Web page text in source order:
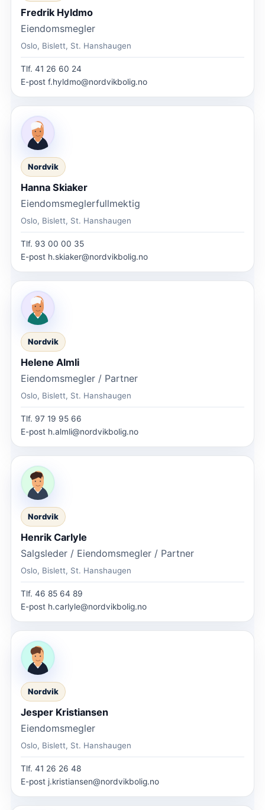
Fredrik Hyldmo
Eiendomsmegler
Oslo, Bislett, St. Hanshaugen
Tlf. 41 26 60 24
E-post f.hyldmo@nordvikbolig.no
Nordvik
Hanna Skiaker
Eiendomsmeglerfullmektig
Oslo, Bislett, St. Hanshaugen
Tlf. 93 00 00 35
E-post h.skiaker@nordvikbolig.no
Nordvik
Helene Almli
Eiendomsmegler / Partner
Oslo, Bislett, St. Hanshaugen
Tlf. 97 19 95 66
E-post h.almli@nordvikbolig.no
Nordvik
Henrik Carlyle
Salgsleder / Eiendomsmegler / Partner
Oslo, Bislett, St. Hanshaugen
Tlf. 46 85 64 89
E-post h.carlyle@nordvikbolig.no
Nordvik
Jesper Kristiansen
Eiendomsmegler
Oslo, Bislett, St. Hanshaugen
Tlf. 41 26 26 48
E-post j.kristiansen@nordvikbolig.no